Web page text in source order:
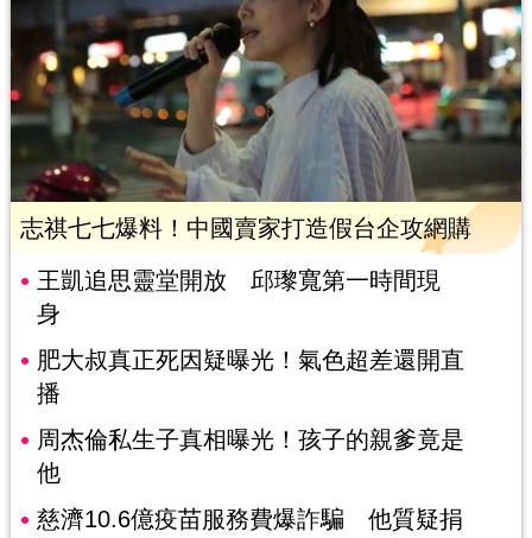
志祺七七爆料！中國賣家打造假台企攻網購
王凱追思靈堂開放 邱瓈寬第一時間現
身
肥大叔真正死因疑曝光！氣色超差還開直
播
周杰倫私生子真相曝光！孩子的親爹竟是
他
慈濟10.6億疫苗服務費爆詐騙 他質疑捐